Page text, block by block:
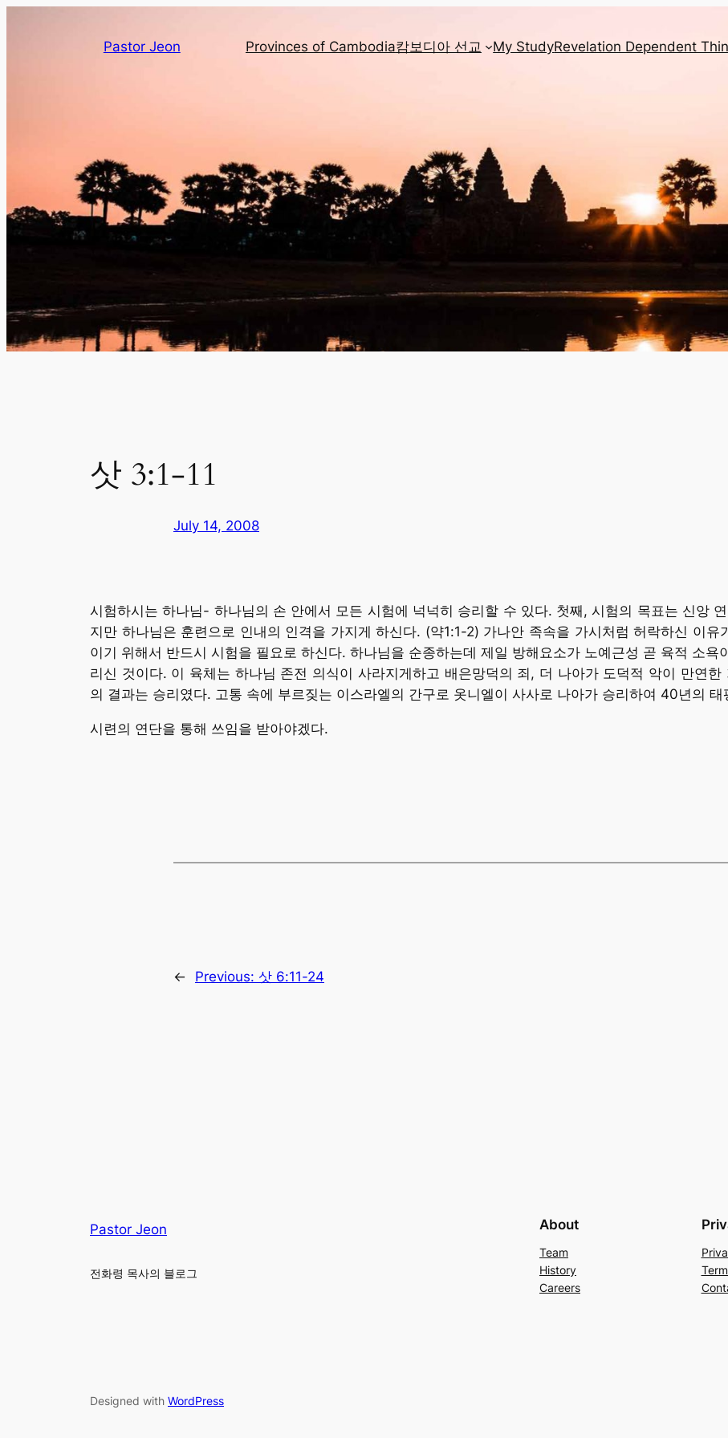
Pastor Jeon Provinces of Cambodia캄보디아 선교 My StudyRevelation Dependent
삿 3:1-11
July 14, 2008
시험하시는 하나님- 하나님의 손 안에서 모든 시험에 넉넉히 승리할 수 있다. 첫째, 시험의 목표는 신앙
지만 하나님은 훈련으로 인내의 인격을 가지게 하신다. (약1:1-2) 가나안 족속을 가시처럼 허락하신 이
이기 위해서 반드시 시험을 필요로 하신다. 하나님을 순종하는데 제일 방해요소가 노예근성 곧 육적 소욕
리신 것이다. 이 육체는 하나님 존전 의식이 사라지게하고 배은망덕의 죄, 더 나아가 도덕적 악이 만연
의 결과는 승리였다. 고통 속에 부르짖는 이스라엘의 간구로 옷니엘이 사사로 나아가 승리하여 40년의 태
시련의 연단을 통해 쓰임을 받아야겠다.
← Previous: 삿 6:11-24
Pastor Jeon
전화령 목사의 블로그
About
Team
History
Careers
Designed with WordPress